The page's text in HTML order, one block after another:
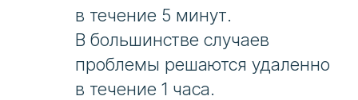
в течение 5 минут.
В большинстве случаев
проблемы решаются удаленно
в течение 1 часа.